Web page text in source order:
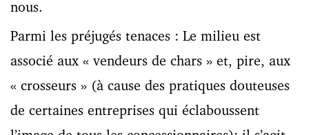
nous.
Parmi les préjugés tenaces : Le milieu est
associé aux « vendeurs de chars » et, pire, aux
« crosseurs » (à cause des pratiques douteuses
de certaines entreprises qui éclaboussent